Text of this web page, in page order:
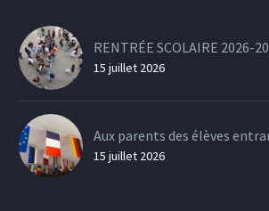
RENTRÉE SCOLAIRE 2026-
15 juillet 2026
Aux parents des élèves
15 juillet 2026